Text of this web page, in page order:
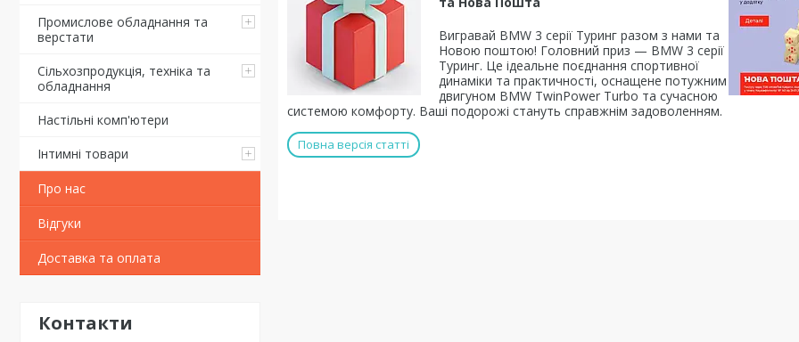
Промислове обладнання та
верстати
Сільхозпродукція, техніка та
обладнання
Настільні комп'ютери
Інтимні товари
Про нас
Відгуки
Доставка та оплата
Контакти
Вигравай BMW 3 серії Туринг разом з нами та
Новою поштою! Головний приз — BMW 3 серії
Туринг. Це ідеальне поєднання спортивної
динаміки та практичності, оснащене потужним
двигуном BMW TwinPower Turbo та сучасною
системою комфорту. Ваші подорожі стануть справжнім задоволенням.
Повна версія статті